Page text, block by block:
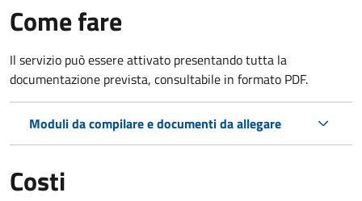
Come fare
Il servizio può essere attivato presentando tutta la
documentazione prevista, consultabile in formato PDF.
Moduli da compilare e documenti da allegare
Costi